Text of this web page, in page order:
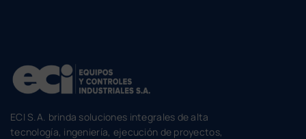
ECI S.A. brinda soluciones integrales de alta
tecnología, ingeniería, ejecución de proyectos,